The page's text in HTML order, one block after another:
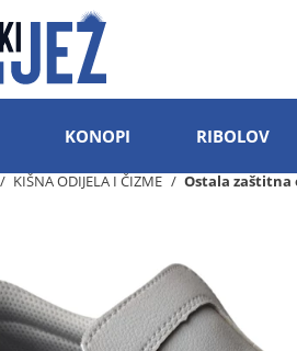
KONOPI RIBOLOV
KIŠNA ODIJELA I ČIZME Ostala zaštitna